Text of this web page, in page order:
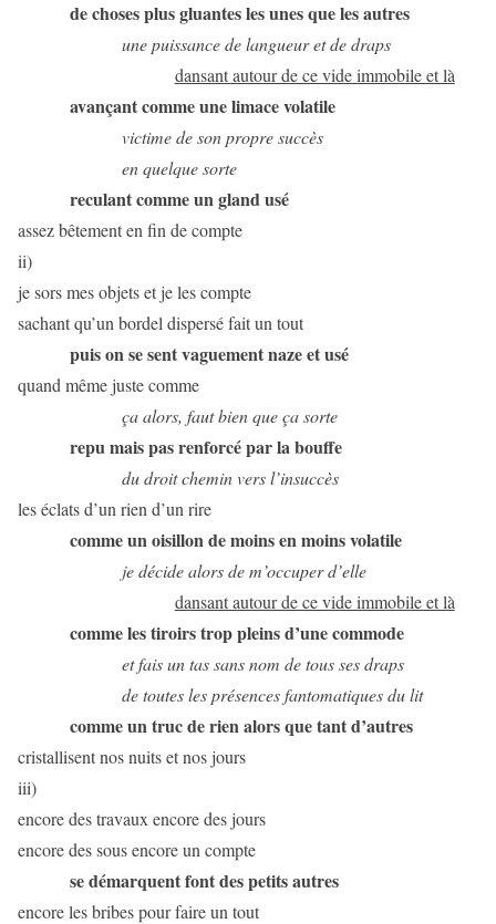
de choses plus gluantes les unes que les autres
une puissance de langueur et de draps
dansant autour de ce vide immobile et là
avançant comme une limace volatile
victime de son propre succès
en quelque sorte
reculant comme un gland usé
assez bêtement en fin de compte
ii)
je sors mes objets et je les compte
sachant qu’un bordel dispersé fait un tout
puis on se sent vaguement naze et usé
quand même juste comme
ça alors, faut bien que ça sorte
repu mais pas renforcé par la bouffe
du droit chemin vers l’insuccès
les éclats d’un rien d’un rire
comme un oisillon de moins en moins volatile
je décide alors de m’occuper d’elle
dansant autour de ce vide immobile et là
comme les tiroirs trop pleins d’une commode
et fais un tas sans nom de tous ses draps
de toutes les présences fantomatiques du lit
comme un truc de rien alors que tant d’autres
cristallisent nos nuits et nos jours
iii)
encore des travaux encore des jours
encore des sous encore un compte
se démarquent font des petits autres
encore les bribes pour faire un tout